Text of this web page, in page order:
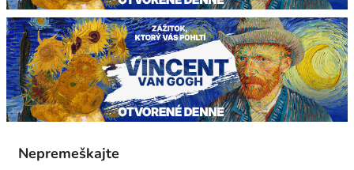
Nepremeškajte